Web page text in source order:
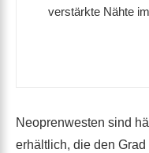
verstärkte Nähte
Neoprenwesten sind
erhältlich, die den